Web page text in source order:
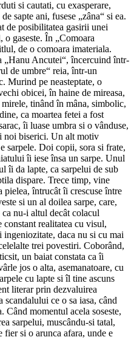
si cautati, cu exasperare,
sapte ani, fusese „zâna“ si ea.
de posibilitatea gasirii unei
gaseste. În „Comoara
de o comoara imateriala.
„Hanu Ancutei“, încercuind într-
de umbre“ reia, într-un
Murind pe neasteptate, o
obicei, în haine de mireasa,
tinând în mâna, simbolic,
ca moartea fetei a fost
îi luase umbra si o vânduse,
noi biserici. Un alt motiv
sarpele. Doi copii, sora si frate,
îi iese însa un sarpe. Unul
îi da lapte, ca sarpelui de sub
dispare. Trece timp, vine
pielea, întrucât îi crescuse între
si un al doilea sarpe, care,
nu-i altul decât colacul
realitatea cu visul,
ingeniozitate, daca nu si cu mai
trei povestiri. Coborând,
un baiat constata ca îi
jos o alta, asemanatoare, cu
cu lapte si îl tine ascuns
literar prin dezvaluirea
ce o sa iasa, când
momentul acela soseste,
sarpelui, muscându-si tatal,
fier si o arunca afara, unde e